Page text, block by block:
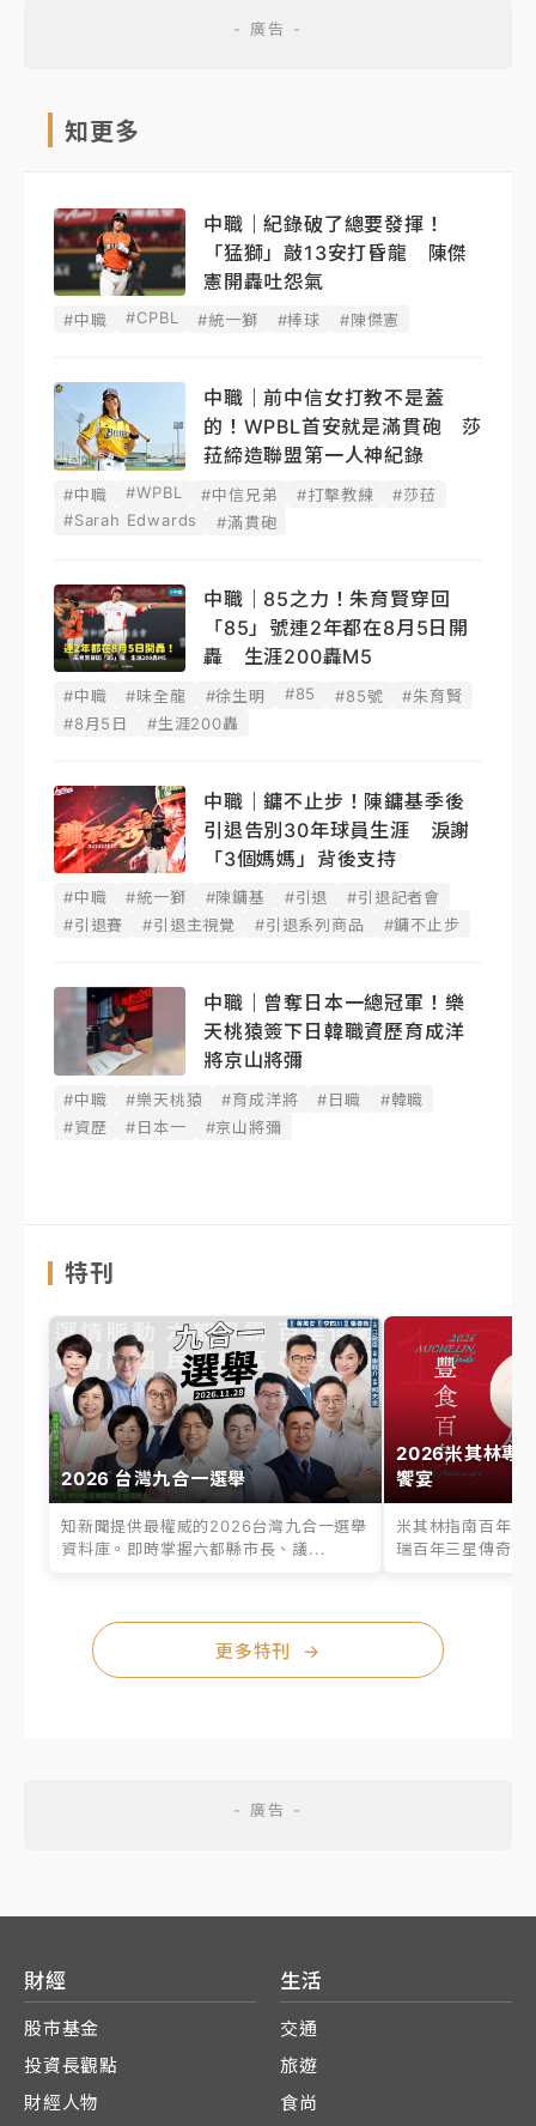
知更多
中職｜紀錄破了總要發揮！
「猛獅」敲13安打昏龍 陳傑
憲開轟吐怨氣
#中職 #CPBL #統一獅 #棒球 #陳傑憲
中職｜前中信女打教不是蓋
的！WPBL首安就是滿貫砲 莎
菈締造聯盟第一人神紀錄
#中職 #WPBL #中信兄弟 #打擊教練
#莎菈
#Sarah Edwards
#滿貫砲
中職｜85之力！朱育賢穿回
「85」號連2年都在8月5日開
轟 生涯200轟M5
#中職 #味全龍 #徐生明 #85 #85號
#朱育賢
#8月5日
#生涯200轟
中職｜鏞不止步！陳鏞基季後
引退告別30年球員生涯 淚謝
「3個媽媽」背後支持
#中職 #統一獅 #陳鏞基 #引退
#引退記者會
#引退賽
#引退主視覺 #引退系列商品 #鏞不止步
中職｜曾奪日本一總冠軍！樂
天桃猿簽下日韓職資歷育成洋
將京山將彌
#中職 #樂天桃猿 #育成洋將 #日職
#韓職
#資歷
#日本一 #京山將彌
特刊
2026 台灣九合一選舉
知新聞提供最權威的2026台灣九合一選舉
資料庫。即時掌握六都縣市長、議...
2026米其林專
饗宴
米其林指南百年之
瑞百年三星傳奇、
更多特刊 →
財經
股市基金
投資長觀點
財經人物
生活
交通
旅遊
食尚